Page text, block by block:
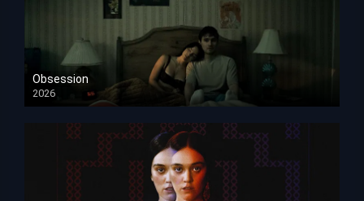
Obsession
2026
HD 1080p